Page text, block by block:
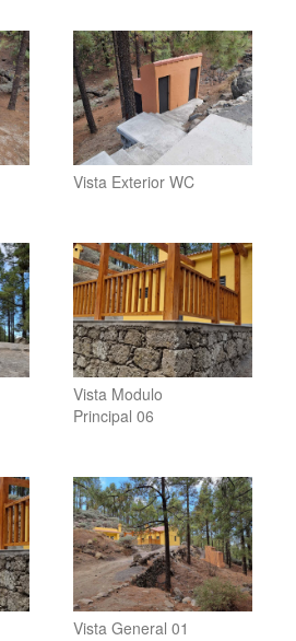
Vista Exterior WC
Vista Modulo
Principal 06
Vista General 01